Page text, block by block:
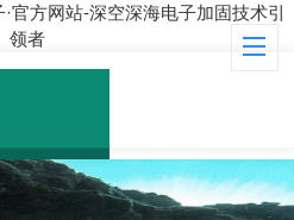
官方网站-深空深海电子加固技术引
领者